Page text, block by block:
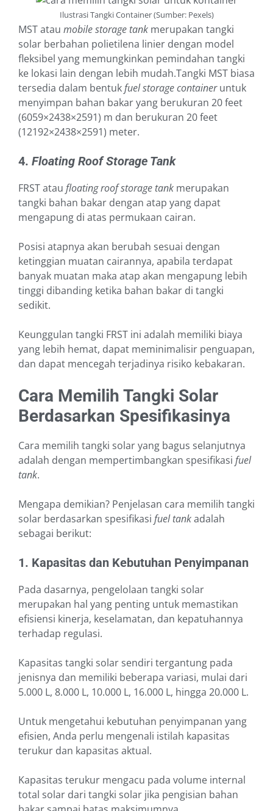
Ilustrasi Tangki Container (Sumber: Pexels)
MST atau mobile storage tank merupakan tangki
solar berbahan polietilena linier dengan model
fleksibel yang memungkinkan pemindahan tangki
ke lokasi lain dengan lebih mudah.Tangki MST biasa
tersedia dalam bentukfuel storage containeruntuk
menyimpan bahan bakar yang berukuran 20 feet
(6059×2438×2591) m dan berukuran 20 feet
(12192×2438×2591) meter.
4. Floating Roof Storage Tank
FRST atau floating roof storage tank merupakan
tangki bahan bakar dengan atap yang dapat
mengapung di atas permukaan cairan.
Posisi atapnya akan berubah sesuai dengan
ketinggian muatan cairannya, apabila terdapat
banyak muatan maka atap akan mengapung lebih
tinggi dibanding ketika bahan bakar di tangki
sedikit.
Keunggulan tangki FRST ini adalah memiliki biaya
yang lebih hemat, dapat meminimalisir penguapan,
dan dapat mencegah terjadinya risiko kebakaran.
Cara Memilih Tangki Solar
Berdasarkan Spesifikasinya
Cara memilih tangki solar yang bagus selanjutnya
adalah dengan mempertimbangkan spesifikasi fuel
tank.
Mengapa demikian? Penjelasan cara memilih tangki
solar berdasarkan spesifikasi fuel tankadalah
sebagai berikut:
1. Kapasitas dan Kebutuhan Penyimpanan
Pada dasarnya, pengelolaan tangki solar
merupakan hal yang penting untuk memastikan
efisiensi kinerja, keselamatan, dan kepatuhannya
terhadap regulasi.
Kapasitas tangki solar sendiri tergantung pada
jenisnya dan memiliki beberapa variasi, mulai dari
5.000 L, 8.000 L, 10.000 L, 16.000 L, hingga 20.000 L.
Untuk mengetahui kebutuhan penyimpanan yang
efisien, Anda perlu mengenali istilah kapasitas
terukur dan kapasitas aktual.
Kapasitas terukur mengacu pada volume internal
total solar dari tangki solar jika pengisian bahan